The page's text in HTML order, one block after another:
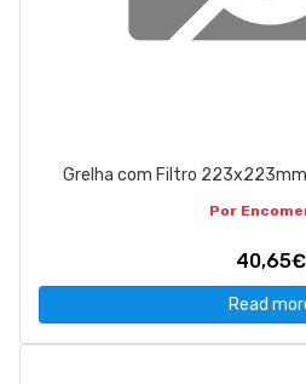
Grelha com Filtro 223x223mm
Por
40,65€
Read